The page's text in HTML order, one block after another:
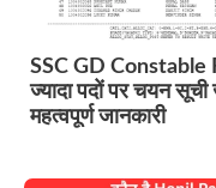
SSC GD Constable
ज्यादा पदों पर चयन
महत्वपूर्ण जानकारी